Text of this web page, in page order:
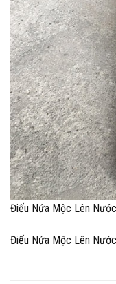
Điếu Nứa Mộc Lên
Điếu Nứa Mộc Lên